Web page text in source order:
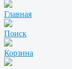
Главная
Поиск
Корзина